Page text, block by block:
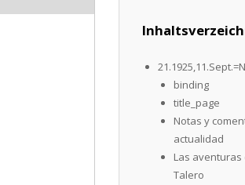
binding
title_page
Notas y
actualidad
Las aventuras
Talero